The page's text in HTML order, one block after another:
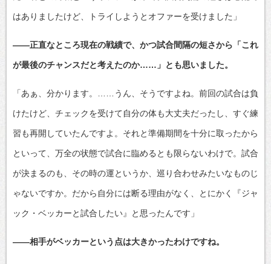
はありましたけど、トライしようとオファーを受けました」
――正直なところ現在の戦績で、かつ試合間隔の短さから「これ
が最後のチャンスだと考えたのか……」とも思いました。
「あぁ、分かります。……うん、そうですよね。前回の試合は負
けたけど、チェックを受けて自分の体も大丈夫だったし、すぐ練
習も再開していたんですよ。それと準備期間を十分に取ったから
といって、万全の状態で試合に臨めるとも限らないわけで。試合
が決まるのも、その時の運というか、巡り合わせみたいなものじ
ゃないですか。だから自分には断る理由がなく、とにかく『ジャ
ック・ベッカーと試合したい』と思ったんです」
――相手がベッカーという点は大きかったわけですね。